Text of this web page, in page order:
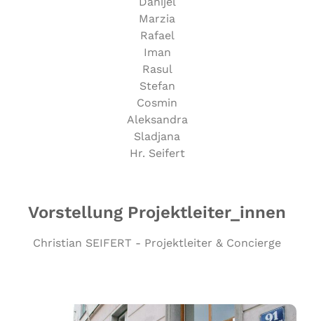
Marzia
Rafael
Iman
Rasul
Stefan
Cosmin
Aleksandra
Sladjana
Hr. Seifert
Vorstellung Projektleiter_innen
Christian SEIFERT - Projektleiter & Concierge